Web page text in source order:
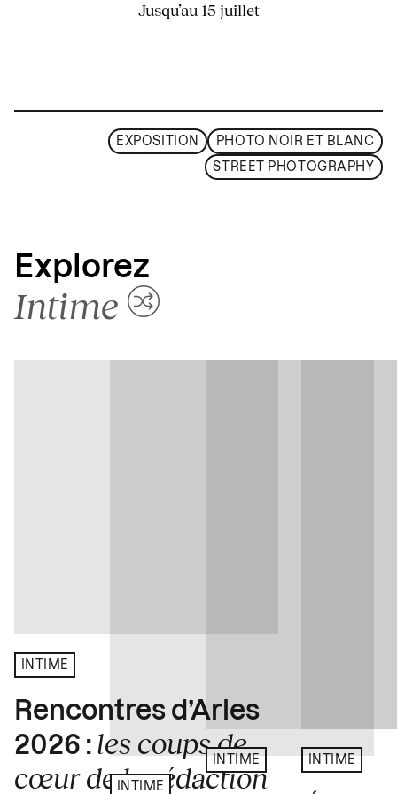
Jusqu’au 15 juillet
EXPOSITION PHOTO NOIR ET BLANC
STREET PHOTOGRAPHY
Explorez
Intime
INTIME
Rencontres d’Arles
2026 : les coups de
cœur de la rédaction
INTIME
INTIME INTIME